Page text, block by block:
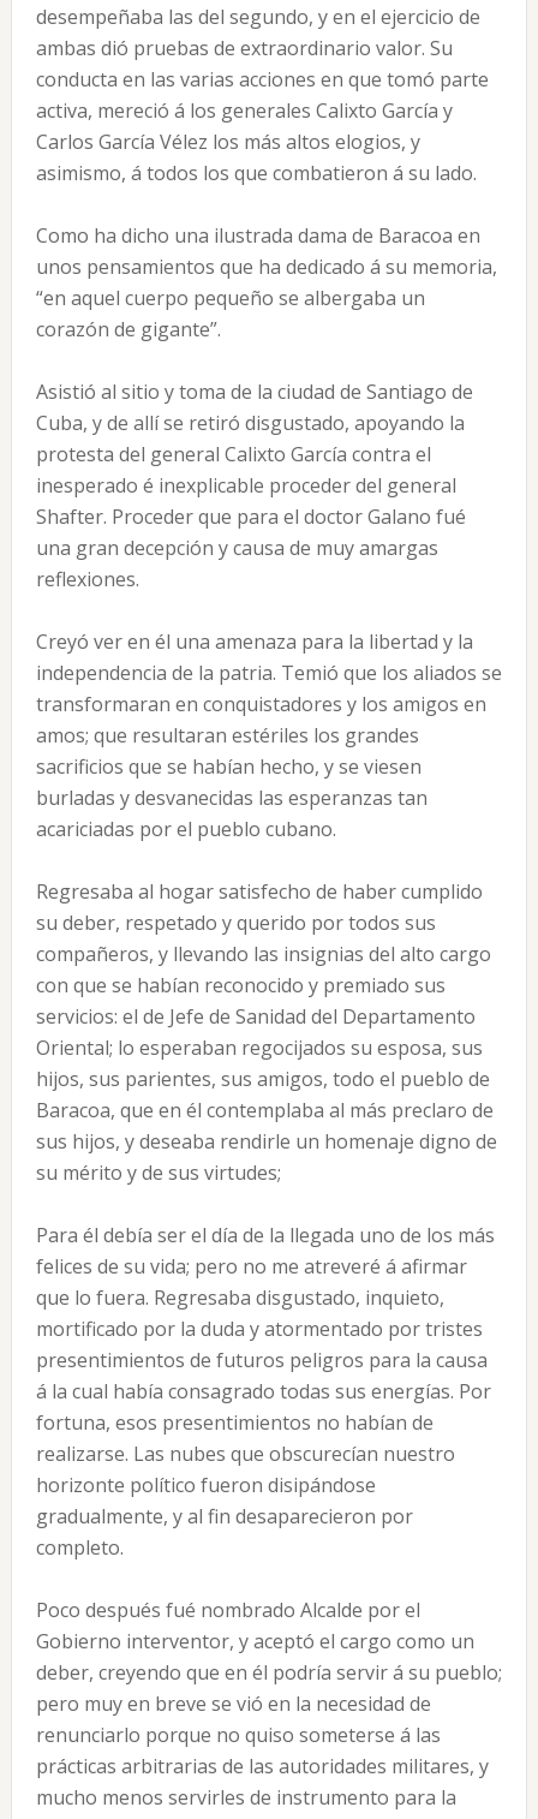
desempeñaba las del segundo, y en el ejercicio de
ambas dió pruebas de extraordinario valor. Su
conducta en las varias acciones en que tomó parte
activa, mereció á los generales Calixto García y
Carlos García Vélez los más altos elogios, y
asimismo, á todos los que combatieron á su lado.
Como ha dicho una ilustrada dama de Baracoa en
unos pensamientos que ha dedicado á su memoria,
“en aquel cuerpo pequeño se albergaba un
corazón de gigante”.
Asistió al sitio y toma de la ciudad de Santiago de
Cuba, y de allí se retiró disgustado, apoyando la
protesta del general Calixto García contra el
inesperado é inexplicable proceder del general
Shafter. Proceder que para el doctor Galano fué
una gran decepción y causa de muy amargas
reflexiones.
Creyó ver en él una amenaza para la libertad y la
independencia de la patria. Temió que los aliados se
transformaran en conquistadores y los amigos en
amos; que resultaran estériles los grandes
sacrificios que se habían hecho, y se viesen
burladas y desvanecidas las esperanzas tan
acariciadas por el pueblo cubano.
Regresaba al hogar satisfecho de haber cumplido
su deber, respetado y querido por todos sus
compañeros, y llevando las insignias del alto cargo
con que se habían reconocido y premiado sus
servicios: el de Jefe de Sanidad del Departamento
Oriental; lo esperaban regocijados su esposa, sus
hijos, sus parientes, sus amigos, todo el pueblo de
Baracoa, que en él contemplaba al más preclaro de
sus hijos, y deseaba rendirle un homenaje digno de
su mérito y de sus virtudes;
Para él debía ser el día de la llegada uno de los más
felices de su vida; pero no me atreveré á afirmar
que lo fuera. Regresaba disgustado, inquieto,
mortificado por la duda y atormentado por tristes
presentimientos de futuros peligros para la causa
á la cual había consagrado todas sus energías. Por
fortuna, esos presentimientos no habían de
realizarse. Las nubes que obscurecían nuestro
horizonte político fueron disipándose
gradualmente, y al fin desaparecieron por
completo.
Poco después fué nombrado Alcalde por el
Gobierno interventor, y aceptó el cargo como un
deber, creyendo que en él podría servir á su pueblo;
pero muy en breve se vió en la necesidad de
renunciarlo porque no quiso someterse á las
prácticas arbitrarias de las autoridades militares, y
mucho menos servirles de instrumento para la